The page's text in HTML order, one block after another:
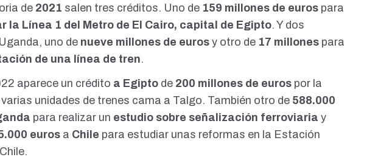
de 2021 salen tres créditos. Uno de 159 millones de euros para
la Línea 1 del Metro de El Cairo, capital de Egipto. Y dos
uno de nueve millones de euros y otro de 17 millones para
de una línea de tren.
aparece un crédito a Egipto de 200 millones de euros por la
unidades de trenes cama a Talgo. También otro de 588.000
para realizar un estudio sobre señalización ferroviaria y
euros a Chile para estudiar unas reformas en la Estación